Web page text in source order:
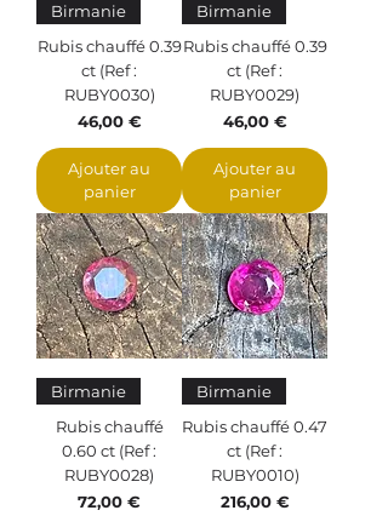
Birmanie
Rubis chauffé 0.39
ct (Ref :
RUBY0030)
Prix
46,00 €
Ajouter au
panier
Birmanie
Rubis chauffé 0.39
ct (Ref :
RUBY0029)
Prix
46,00 €
Ajouter au
panier
Birmanie
Rubis chauffé
0.60 ct (Ref :
RUBY0028)
Prix
72,00 €
Birmanie
Rubis chauffé 0.47
ct (Ref :
RUBY0010)
Prix
216,00 €